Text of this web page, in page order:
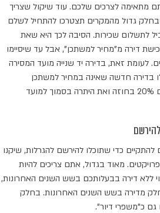
מתאימה לצרכים שלכם. עוד שיקול שצריך
גדול מהמקרים תצטרכו להתחיל לשלם
שכירות. הסיבה לכך היא שאת
דירה מ"מחיר למשתכן", אבל עד שיסיימו
לעומת זאת, בדירה יד שנייה מועד המסירה
בדירה חדשה שאינה במחיר למשתכן
הקבלנים נותנים אפשרות לשלם 20% בחוזה ואת היתרה בסמוך למועד
להתקיים כדי שתוכלו להירשם להגרלות, שיקנו
מאוד בגדול, אתם צריכים להיות
או זוג נשוי ללא דירה בבעלותכם בשש השנים האחרונות,
מדירה בשש השנים האחרונות. בחלק
כ"משפרי דיור".